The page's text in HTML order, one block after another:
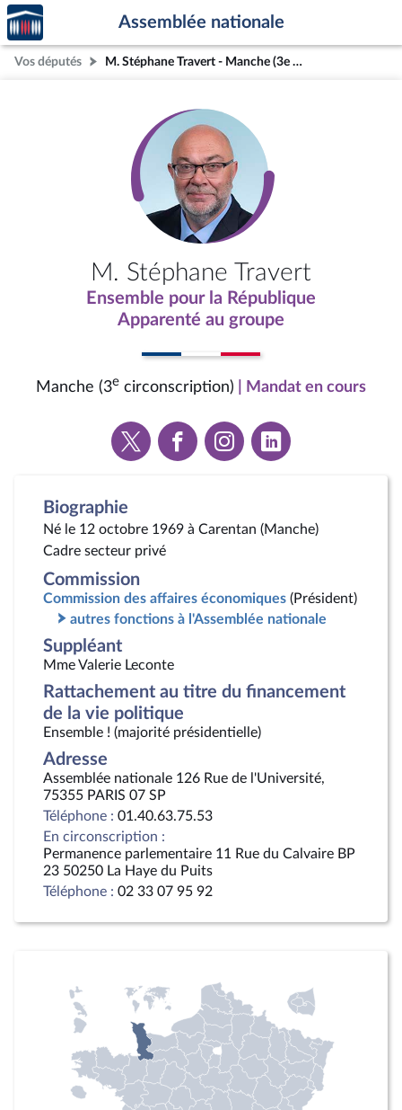
Aller au contenu
Aller en bas de la page
Accèder
à la
page
d'accueil
Assemblée nationale
Vos députés M. Stéphane Travert - Manche (3e circonscription)
M. Stéphane Travert
Ensemble pour la République
Apparenté au groupe
Manche (3e circonscription) | Mandat en cours
Voir
la
Voir
la
Voir
la
Voir
la
Biographie
Né le 12 octobre 1969 à Carentan (Manche)
Cadre secteur privé
Commission
Commission des affaires économiques (Président)
autres fonctions à l'Assemblée nationale
Suppléant
Mme Valerie Leconte
Rattachement au titre du financement
de la vie politique
Ensemble ! (majorité présidentielle)
Adresse
Assemblée nationale 126 Rue de l'Université,
75355 PARIS 07 SP
Téléphone : 01.40.63.75.53
En circonscription :
Permanence parlementaire 11 Rue du Calvaire BP
23 50250 La Haye du Puits
Téléphone : 02 33 07 95 92